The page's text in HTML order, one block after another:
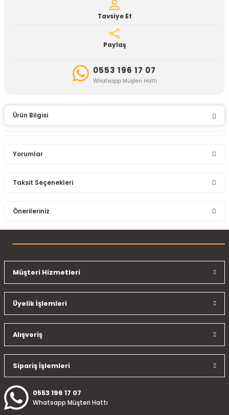
Tavsiye Et
Paylaş
0553 196 17 07
Whatsapp Müşteri Hattı
Ürün Bilgisi
Yorumlar
Taksit Seçenekleri
Önerileriniz
konularda yetersiz gördüğünüz noktaları öneri formunu
Ürün resmi kalitesiz, bozuk veya görüntülenemiyor.
Ürün açıklamasında eksik bilgiler bulunuyor.
Ürün fiyatı diğer sitelerden daha pahalı.
Bu ürüne benzer farklı alternatifler olmalı.
Müşteri Hizmetleri
Üyelik İşlemleri
Alışveriş
Sipariş İşlemleri
0553 196 17 07
Whatsapp Müşteri Hattı